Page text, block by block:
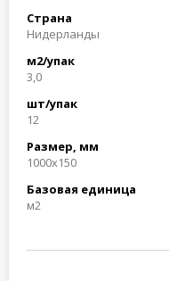
Страна
Нидерланды
м2/упак
3,0
шт/упак
12
Размер, мм
1000x150
Базовая единица
м2